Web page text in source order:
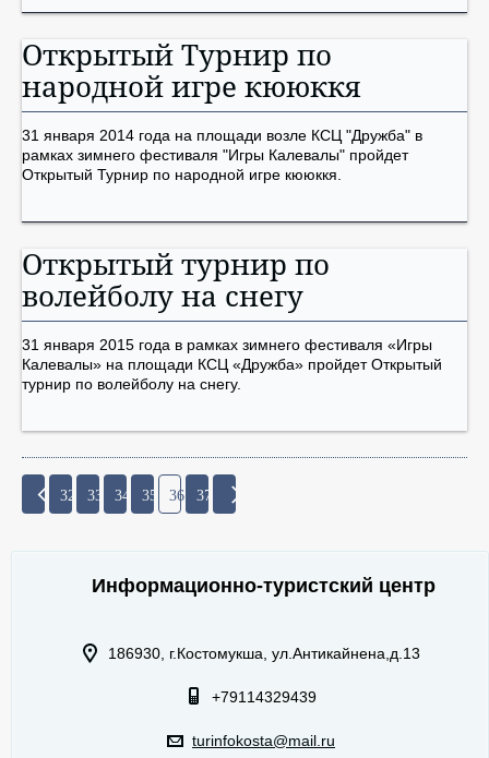
Открытый Турнир по
народной игре кююккя
31 января 2014 года на площади возле КСЦ "Дружба" в
рамках зимнего фестиваля "Игры Калевалы" пройдет
Открытый Турнир по народной игре кююккя.
Открытый турнир по
волейболу на снегу
31 января 2015 года в рамках зимнего фестиваля «Игры
Калевалы» на площади КСЦ «Дружба» пройдет Открытый
турнир по волейболу на снегу.
32 33 34 35 36 37
Информационно-туристский центр
186930, г.Костомукша, ул.Антикайнена,д.13
+79114329439
turinfokosta@mail.ru